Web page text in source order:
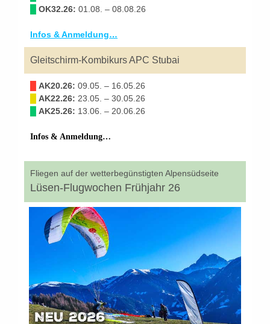
OK32.26: 01.08. – 08.08.26
Infos & Anmeldung…
Gleitschirm-Kombikurs APC Stubai
AK20.26: 09.05. – 16.05.26
AK22.26: 23.05. – 30.05.26
AK25.26: 13.06. – 20.06.26
Infos & Anmeldung…
Fliegen auf der wetterbegünstigten Alpensüdseite
Lüsen-Flugwochen Frühjahr 26